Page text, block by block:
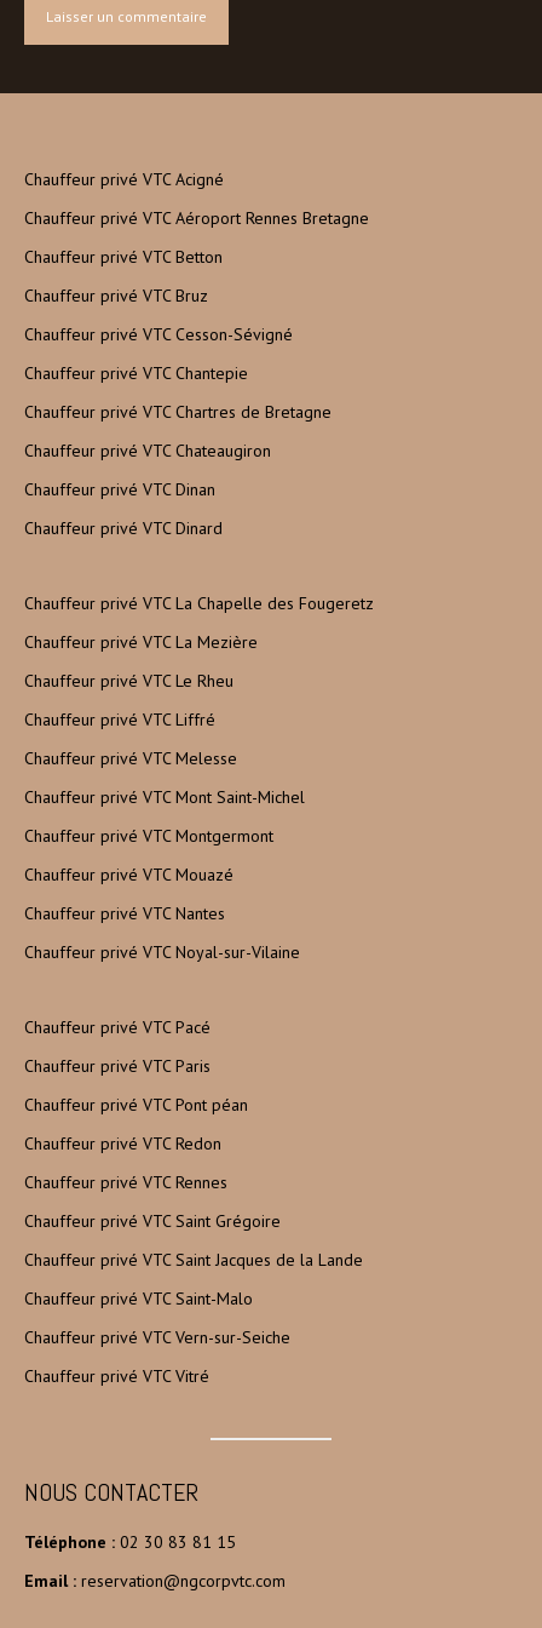
Chauffeur privé VTC Acigné
Chauffeur privé VTC Aéroport Rennes Bretagne
Chauffeur privé VTC Betton
Chauffeur privé VTC Bruz
Chauffeur privé VTC Cesson-Sévigné
Chauffeur privé VTC Chantepie
Chauffeur privé VTC Chartres de Bretagne
Chauffeur privé VTC Chateaugiron
Chauffeur privé VTC Dinan
Chauffeur privé VTC Dinard
Chauffeur privé VTC La Chapelle des Fougeretz
Chauffeur privé VTC La Mezière
Chauffeur privé VTC Le Rheu
Chauffeur privé VTC Liffré
Chauffeur privé VTC Melesse
Chauffeur privé VTC Mont Saint-Michel
Chauffeur privé VTC Montgermont
Chauffeur privé VTC Mouazé
Chauffeur privé VTC Nantes
Chauffeur privé VTC Noyal-sur-Vilaine
Chauffeur privé VTC Pacé
Chauffeur privé VTC Paris
Chauffeur privé VTC Pont péan
Chauffeur privé VTC Redon
Chauffeur privé VTC Rennes
Chauffeur privé VTC Saint Grégoire
Chauffeur privé VTC Saint Jacques de la Lande
Chauffeur privé VTC Saint-Malo
Chauffeur privé VTC Vern-sur-Seiche
Chauffeur privé VTC Vitré
NOUS CONTACTER
Téléphone : 02 30 83 81 15
Email : reservation@ngcorpvtc.com